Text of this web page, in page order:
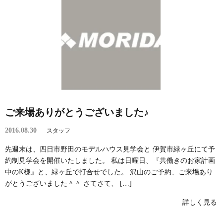
ご来場ありがとうございました♪
2016.08.30 スタッフ
先週末は、四日市野田のモデルハウス見学会と 伊賀市緑ヶ丘にて予
約制見学会を開催いたしました。 私は日曜日、『共働きのお家計画
中のK様』と、緑ヶ丘で打合せでした。 沢山のご予約、ご来場あり
がとうございました＾＾ さてさて、 […]
詳しく見る